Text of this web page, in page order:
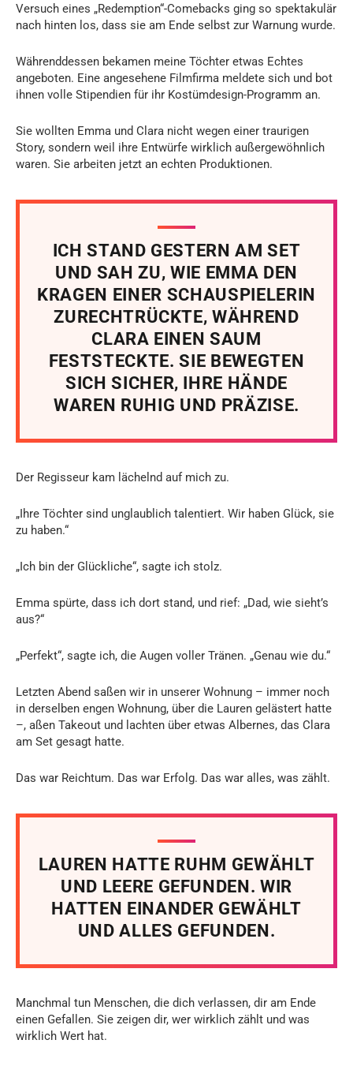
Versuch eines „Redemption“-Comebacks ging so spektakulär
nach hinten los, dass sie am Ende selbst zur Warnung wurde.
Währenddessen bekamen meine Töchter etwas Echtes
angeboten. Eine angesehene Filmfirma meldete sich und bot
ihnen volle Stipendien für ihr Kostümdesign-Programm an.
Sie wollten Emma und Clara nicht wegen einer traurigen
Story, sondern weil ihre Entwürfe wirklich außergewöhnlich
waren. Sie arbeiten jetzt an echten Produktionen.
ICH STAND GESTERN AM SET
UND SAH ZU, WIE EMMA DEN
KRAGEN EINER SCHAUSPIELERIN
ZURECHTRÜCKTE, WÄHREND
CLARA EINEN SAUM
FESTSTECKTE. SIE BEWEGTEN
SICH SICHER, IHRE HÄNDE
WAREN RUHIG UND PRÄZISE.
Der Regisseur kam lächelnd auf mich zu.
„Ihre Töchter sind unglaublich talentiert. Wir haben Glück, sie
zu haben.“
„Ich bin der Glückliche“, sagte ich stolz.
Emma spürte, dass ich dort stand, und rief: „Dad, wie sieht’s
aus?“
„Perfekt“, sagte ich, die Augen voller Tränen. „Genau wie du.“
Letzten Abend saßen wir in unserer Wohnung – immer noch
in derselben engen Wohnung, über die Lauren gelästert hatte
–, aßen Takeout und lachten über etwas Albernes, das Clara
am Set gesagt hatte.
Das war Reichtum. Das war Erfolg. Das war alles, was zählt.
LAUREN HATTE RUHM GEWÄHLT
UND LEERE GEFUNDEN. WIR
HATTEN EINANDER GEWÄHLT
UND ALLES GEFUNDEN.
Manchmal tun Menschen, die dich verlassen, dir am Ende
einen Gefallen. Sie zeigen dir, wer wirklich zählt und was
wirklich Wert hat.